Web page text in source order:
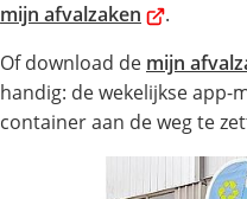
mijn afvalzaken (Verwijst
een
externe
website)
.
Of download de mijn
handig: de wekelijkse app-
container aan de weg te